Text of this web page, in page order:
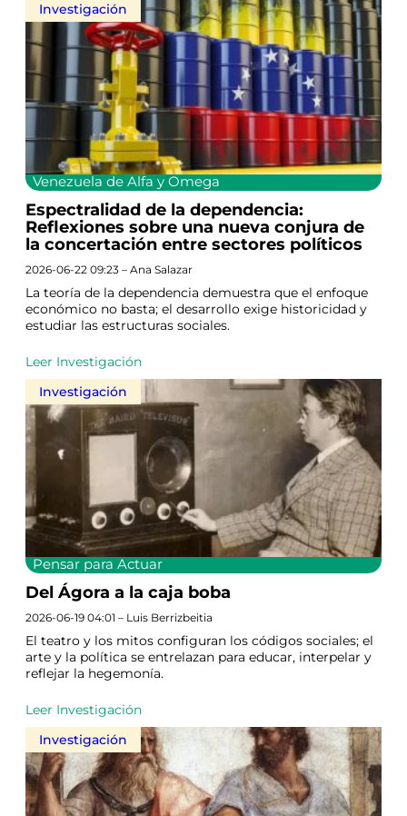
Investigación
Venezuela de Alfa y Omega
Espectralidad de la dependencia:
Reflexiones sobre una nueva conjura de
la concertación entre sectores políticos
2026-06-22 09:23 – Ana Salazar
La teoría de la dependencia demuestra que el enfoque
económico no basta; el desarrollo exige historicidad y
estudiar las estructuras sociales.
Leer Investigación
Investigación
Pensar para Actuar
Del Ágora a la caja boba
2026-06-19 04:01 – Luis Berrizbeitia
El teatro y los mitos configuran los códigos sociales; el
arte y la política se entrelazan para educar, interpelar y
reflejar la hegemonía.
Leer Investigación
Investigación